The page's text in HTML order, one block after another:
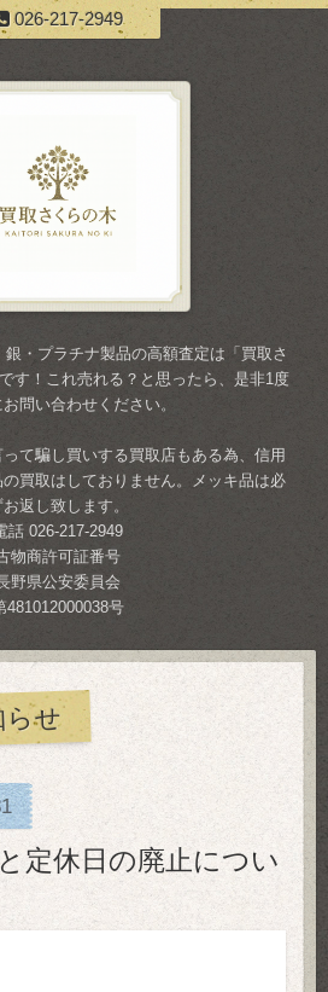
026-217-2949
・プラチナ製品の高額査定は「買取さ
す！これ売れる？と思ったら、是非1度
問い合わせください。
て騙し買いする買取店もある為、信用
買取はしておりません。メッキ品は必
返し致します。
話 026-217-2949
物商許可証番号
野県公安委員会
481012000038号
せ
定休日の廃止につい